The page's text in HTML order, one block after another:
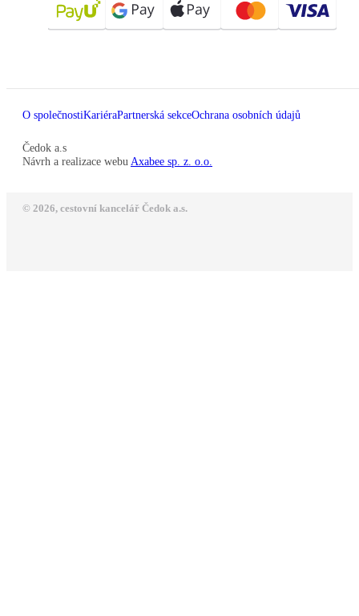
O společnostiKariéraPartnerská sekceOchrana osobních údajů
Čedok a.s
Návrh a realizace webu Axabee sp. z. o.o.
© 2026, cestovní kancelář Čedok a.s.